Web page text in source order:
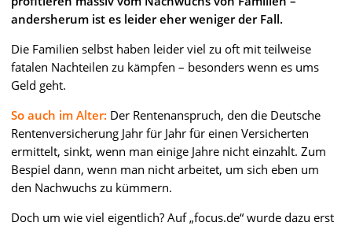
andersherum ist es leider eher weniger der Fall.
Die Familien selbst haben leider viel zu oft mit teilweise
fatalen Nachteilen zu kämpfen – besonders wenn es ums
Geld geht.
So auch im Alter: Der Rentenanspruch, den die Deutsche
Rentenversicherung Jahr für Jahr für einen Versicherten
ermittelt, sinkt, wenn man einige Jahre nicht einzahlt. Zum
Bespiel dann, wenn man nicht arbeitet, um sich eben um
den Nachwuchs zu kümmern.
Doch um wie viel eigentlich? Auf „focus.de“ wurde dazu erst